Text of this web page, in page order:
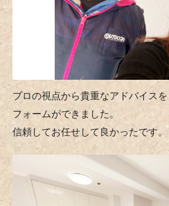
プロの視点から貴重なアドバイス
フォームができました。
信頼してお任せして良かったです。